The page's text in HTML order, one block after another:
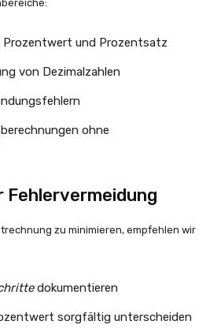
Prozentwert und Prozentsatz
von Dezimalzahlen
ohne
zu minimieren, empfehlen wir
dokumentieren
sorgfältig unterscheiden